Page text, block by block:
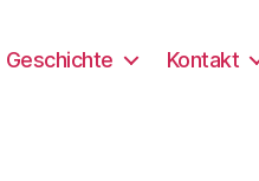
Geschichte Kontakt